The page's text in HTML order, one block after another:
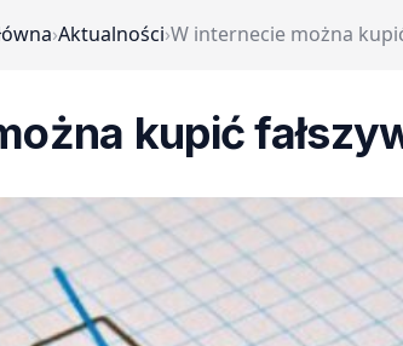
›Aktualności›W internecie można
kupić